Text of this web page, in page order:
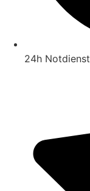
24h Notdienst